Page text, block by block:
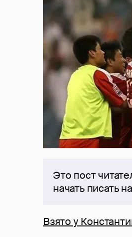
Это пост
начать писать
Взято у